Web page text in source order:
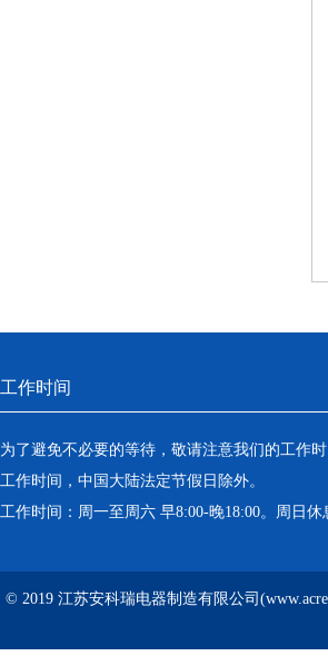
工作时间
为了避免不必要的等待，敬请注意我们的工作
工作时间，中国大陆法定节假日除外。
工作时间：周一至周六 早8:00-晚18:00。周日休
© 2019 江苏安科瑞电器制造有限公司